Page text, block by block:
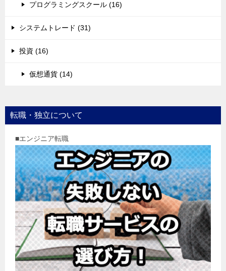
プログラミングスクール (16)
システムトレード (31)
投資 (16)
仮想通貨 (14)
転職・独立について
■エンジニア転職